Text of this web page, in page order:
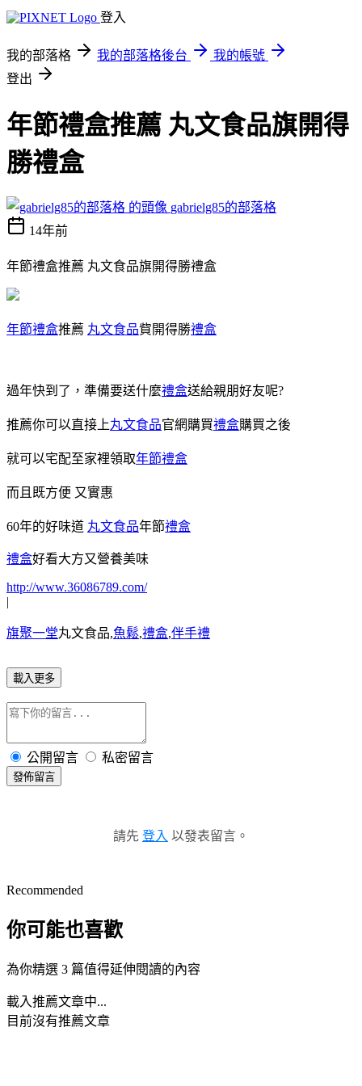
登入
我的部落格 我的部落格後台
我的帳號
登出
年節禮盒推薦 丸文食品旗開得
勝禮盒
gabrielg85的部落格
14年前
年節禮盒推薦 丸文食品旗開得勝禮盒
年節禮盒推薦 丸文食品貲開得勝禮盒
過年快到了，準備要送什麼禮盒送給親朋好友呢?
推薦你可以直接上丸文食品官網購買禮盒購買之後
就可以宅配至家裡領取年節禮盒
而且既方便 又實惠
60年的好味道 丸文食品年節禮盒
禮盒好看大方又營養美味
http://www.36086789.com/
|
旗聚一堂丸文食品,魚鬆,禮盒,伴手禮
載入更多
公開留言 私密留言
發佈留言
請先 登入 以發表留言。
Recommended
你可能也喜歡
為你精選 3 篇值得延伸閱讀的內容
載入推薦文章中...
目前沒有推薦文章